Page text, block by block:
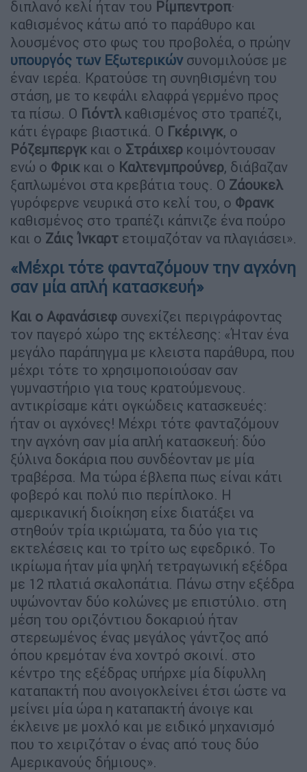
διπλανό κελί ήταν του Ρίμπεντροπ·
καθισμένος κάτω από το παράθυρο και
λουσμένος στο φως του προβολέα, ο πρώην
υπουργός των Εξωτερικώνσυνομιλούσε με
έναν ιερέα. Κρατούσε τη συνηθισμένη του
στάση, με το κεφάλι ελαφρά γερμένο προς
τα πίσω. Ο Γιόντλ καθισμένος στο τραπέζι,
κάτι έγραφε βιαστικά. Ο Γκέρινγκ, ο
Ρόζεμπεργκ και ο Στράιχερ κοιμόντουσαν
ενώ ο Φρικ και ο Καλτενμπρούνερ, διάβαζαν
ξαπλωμένοι στα κρεβάτια τους. Ο Ζάουκελ
γυρόφερνε νευρικά στο κελί του, ο Φρανκ
καθισμένος στο τραπέζι κάπνιζε ένα πούρο
και ο Ζάις Ίνκαρτ ετοιμαζόταν να πλαγιάσει».
«Μέχρι τότε φανταζόμουν την αγχόνη
σαν μία απλή κατασκευή»
Και ο Αφανάσιεφ συνεχίζει περιγράφοντας
τον παγερό χώρο της εκτέλεσης: «Ήταν ένα
μεγάλο παράπηγμα με κλειστα παράθυρα, που
μέχρι τότε το χρησιμοποιούσαν σαν
γυμναστήριο για τους κρατούμενους.
αντικρίσαμε κάτι ογκώδεις κατασκευές:
ήταν οι αγχόνες! Μέχρι τότε φανταζόμουν
την αγχόνη σαν μία απλή κατασκευή: δύο
ξύλινα δοκάρια που συνδέονταν με μία
τραβέρσα. Μα τώρα έβλεπα πως είναι κάτι
φοβερό και πολύ πιο περίπλοκο. Η
αμερικανική διοίκηση είχε διατάξει να
στηθούν τρία ικριώματα, τα δύο για τις
εκτελέσεις και το τρίτο ως εφεδρικό. Το
ικρίωμα ήταν μία ψηλή τετραγωνική εξέδρα
με 12 πλατιά σκαλοπάτια. Πάνω στην εξέδρα
υψώνονταν δύο κολώνες με επιστύλιο. στη
μέση του οριζόντιου δοκαριού ήταν
στερεωμένος ένας μεγάλος γάντζος από
όπου κρεμόταν ένα χοντρό σκοινί. στο
κέντρο της εξέδρας υπήρχε μία δίφυλλη
καταπακτή που ανοιγοκλείνει έτσι ώστε να
μείνει μία ώρα η καταπακτή άνοιγε και
έκλεινε με μοχλό και με ειδικό μηχανισμό
που το χειριζόταν ο ένας από τους δύο
Αμερικανούς δήμιους».